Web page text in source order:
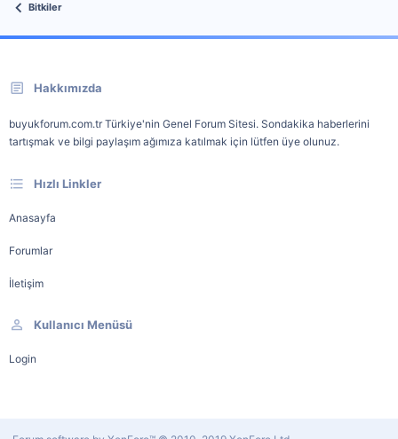
Bitkiler
Hakkımızda
buyukforum.com.tr Türkiye'nin Genel Forum Sitesi. Sondakika haberlerini
tartışmak ve bilgi paylaşım ağımıza katılmak için lütfen üye olunuz.
Hızlı Linkler
Anasayfa
Forumlar
İletişim
Kullanıcı Menüsü
Login